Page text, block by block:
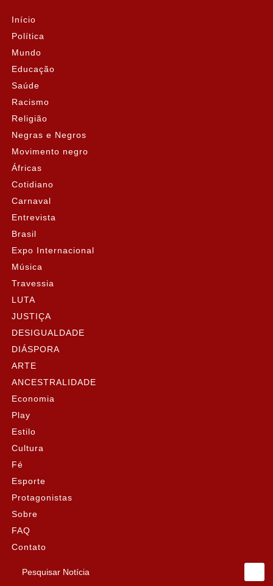
Início
Política
Mundo
Educação
Saúde
Racismo
Religião
Negras e Negros
Movimento negro
Áfricas
Cotidiano
Carnaval
Entrevista
Brasil
Expo Internacional
Música
Travessia
LUTA
JUSTIÇA
DESIGUALDADE
DIÁSPORA
ARTE
ANCESTRALIDADE
Economia
Play
Estilo
Cultura
Fé
Esporte
Protagonistas
Sobre
FAQ
Contato
Pesquisar Notícia